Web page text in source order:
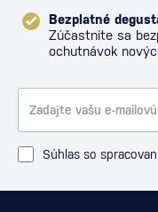
Bezplatné
Zúčastnite sa
ochutnávok
Súhlas so